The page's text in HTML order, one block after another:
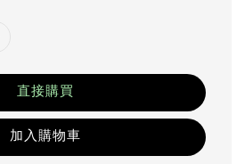
直接購買
加入購物車